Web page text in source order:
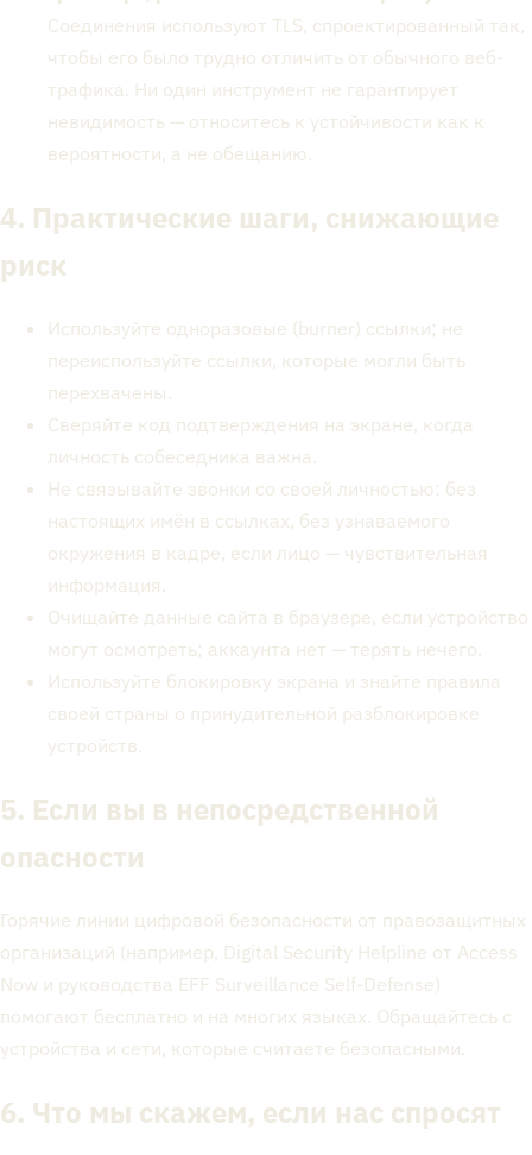
Соединения используют TLS, спроектированный так,
чтобы его было трудно отличить от обычного веб-
трафика. Ни один инструмент не гарантирует
невидимость — относитесь к устойчивости как к
вероятности, а не обещанию.
4. Практические шаги, снижающие
риск
Используйте одноразовые (burner) ссылки; не
переиспользуйте ссылки, которые могли быть
перехвачены.
Сверяйте код подтверждения на экране, когда
личность собеседника важна.
Не связывайте звонки со своей личностью: без
настоящих имён в ссылках, без узнаваемого
окружения в кадре, если лицо — чувствительная
информация.
Очищайте данные сайта в браузере, если устройство
могут осмотреть; аккаунта нет — терять нечего.
Используйте блокировку экрана и знайте правила
своей страны о принудительной разблокировке
устройств.
5. Если вы в непосредственной
опасности
Горячие линии цифровой безопасности от правозащитных
организаций (например, Digital Security Helpline от Access
Now и руководства EFF Surveillance Self-Defense)
помогают бесплатно и на многих языках. Обращайтесь с
устройства и сети, которые считаете безопасными.
6. Что мы скажем, если нас спросят